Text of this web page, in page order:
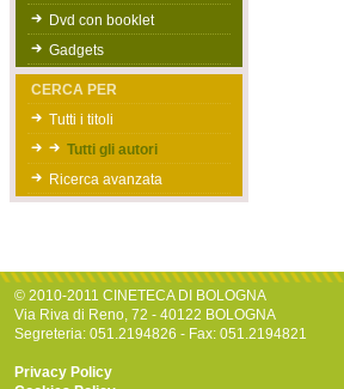
Dvd con booklet
Gadgets
CERCA PER
Tutti i titoli
Tutti gli autori
Ricerca avanzata
© 2010-2011 CINETECA DI BOLOGNA
Via Riva di Reno, 72 - 40122 BOLOGNA
Segreteria: 051.2194826 - Fax: 051.2194821
Privacy Policy